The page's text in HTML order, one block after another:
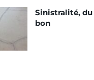
Sinistralité,
bon